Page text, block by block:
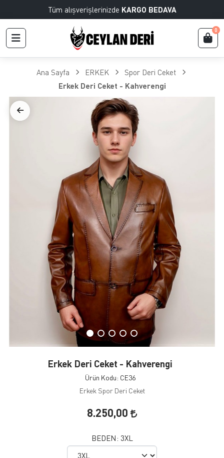
Tüm alışverişlerinizde KARGO BEDAVA
0
Ana Sayfa ERKEK
Spor Deri Ceket
Erkek Deri Ceket - Kahverengi
Erkek Deri Ceket - Kahverengi
Ürün Kodu: CE36
Erkek Spor Deri Ceket
8.250,00
BEDEN: 3XL